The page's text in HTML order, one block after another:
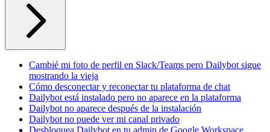
Cambié mi foto de perfil en Slack/Teams pero Dailybot sigue
mostrando la vieja
Cómo desconectar y reconectar tu plataforma de chat
Dailybot está instalado pero no aparece en la plataforma
Dailybot no aparece después de la instalación
Dailybot no puede ver mi canal privado
Desbloquea Dailybot en tu admin de Google Workspace